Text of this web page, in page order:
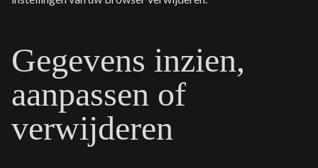
Gegevens inzien,
aanpassen of
verwijderen